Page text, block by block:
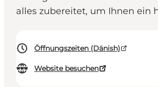
alles zubereitet, um Ihnen ein
Öffnungszeiten (Dänish)
Website besuchen